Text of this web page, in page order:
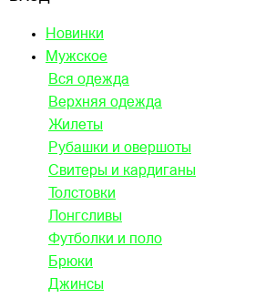
Новинки
Мужское
Вся одежда
Верхняя одежда
Жилеты
Рубашки и овершоты
Свитеры и кардиганы
Толстовки
Лонгсливы
Футболки и поло
Брюки
Джинсы